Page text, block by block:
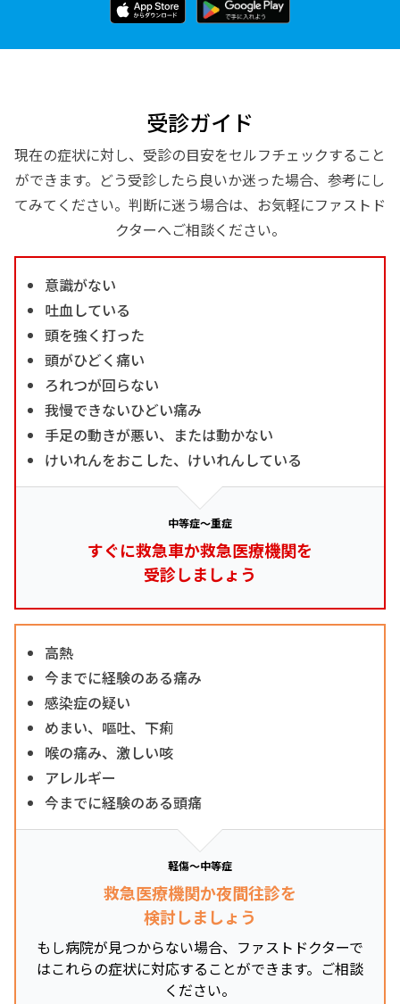
受診ガイド
現在の症状に対し、受診の目安をセルフチェックすること
ができます。どう受診したら良いか迷った場合、参考にし
てみてください。判断に迷う場合は、お気軽にファストド
クターへご相談ください。
意識がない
吐血している
頭を強く打った
頭がひどく痛い
ろれつが回らない
我慢できないひどい痛み
手足の動きが悪い、または動かない
けいれんをおこした、けいれんしている
中等症～重症
すぐに救急車か救急医療機関を
受診しましょう
高熱
今までに経験のある痛み
感染症の疑い
めまい、嘔吐、下痢
喉の痛み、激しい咳
アレルギー
今までに経験のある頭痛
軽傷～中等症
救急医療機関か夜間往診を
検討しましょう
もし病院が見つからない場合、ファストドクターで
はこれらの症状に対応することができます。ご相談
ください。